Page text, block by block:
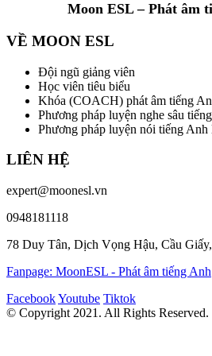
Moon ESL – Phát âm
VỀ MOON ESL
Đội ngũ giảng viên
Học viên tiêu biểu
Khóa (COACH) phát âm tiếng
Phương pháp luyện nghe sâu
Phương pháp luyện nói tiếng Anh
LIÊN HỆ
expert@moonesl.vn
0948181118
78 Duy Tân, Dịch Vọng Hậu, Cầu
Fanpage: MoonESL - Phát âm tiếng Anh
FacebookYoutube Tiktok
© Copyright 2021. All Rights Reserved.